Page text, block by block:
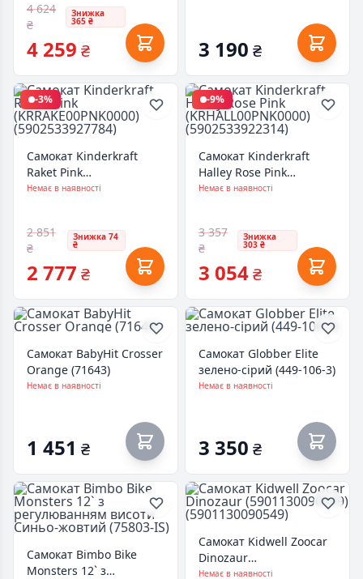
4 624
₴
Знижка
365 ₴
4 259 ₴ 3 190 ₴
-3%
Самокат Kinderkraft
Raket Pink
(KRRAKE00PNK0000)
Немає в наявності
2 851
₴
Знижка 74
₴
2 777 ₴
-9%
Самокат Kinderkraft
Halley Rose Pink
(KRHALL00PNK0000)
Немає в наявності
3 357
₴
Знижка
303 ₴
3 054₴
Самокат BabyHit Crosser
Orange (71643)
Немає в наявності
1 451 ₴
Самокат Globber Elite
зелено-сірий (449-106-3)
Немає в наявності
3 350 ₴
Самокат Bimbo Bike
Monsters 12` з
Самокат Kidwell Zoocar
Dinozaur
(5901130090549)
Немає в наявності